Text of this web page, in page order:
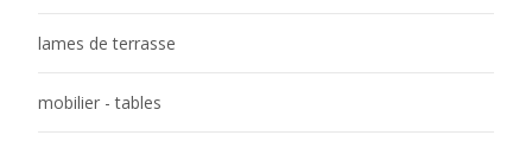
lames de terrasse
mobilier - tables